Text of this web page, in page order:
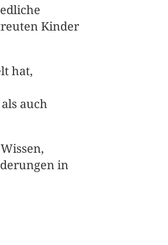
Kinder
hat,
auch
in